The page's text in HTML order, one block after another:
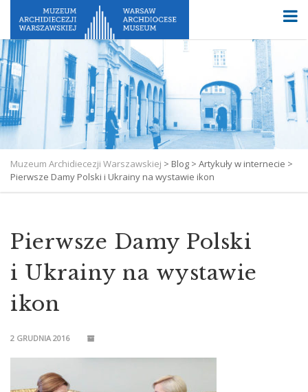
Muzeum Archidiecezji Warszawskiej > Blog > Artykuły w internecie >
Pierwsze Damy Polski i Ukrainy na wystawie ikon
Pierwsze Damy Polski
i Ukrainy na wystawie
ikon
2 GRUDNIA 2016